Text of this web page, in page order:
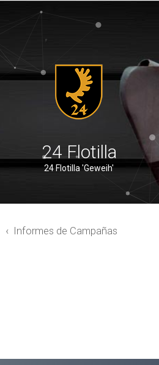
24 Flotilla
24 Flotilla 'Geweih'
Informes de Campañas